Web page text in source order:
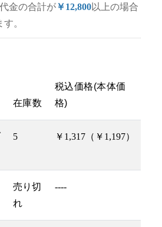
金の合計が￥12,800以上の場合
。
在庫数
税込価格(本体価
格)
5 ￥1,317（￥1,197）
売り切
れ
----